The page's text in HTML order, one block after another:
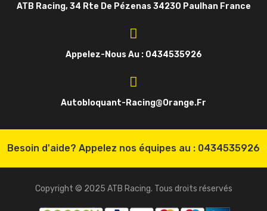
ATB Racing, 34 Rte De Pézenas 34230 Paulhan France
Appelez-Nous Au : 0434535926
Autobloquant-Racing@orange.fr
Besoin d'aide? Appelez nos équipes au : 0434535926
Copyright © 2025 ATB Racing. Tous droits réservés